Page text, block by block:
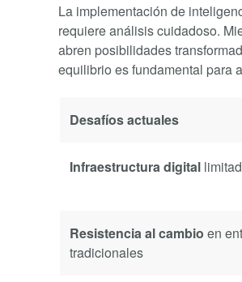
La implementación de
requiere análisis cuidadoso.
abren posibilidades
equilibrio es fundamental para
Desafíos actuales
Infraestructura digital
Resistencia al cambio en
tradicionales